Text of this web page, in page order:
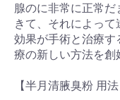
腺のに非常に正常
きて、それによって
効果が手術と治療
療の新しい方法を創
【半月清腋臭粉 用法